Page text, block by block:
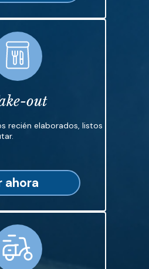
out
recién elaborados, listos
ahora